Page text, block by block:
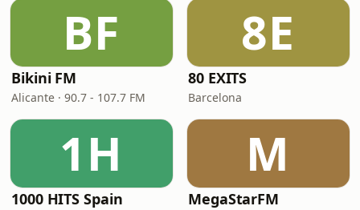
BF
Bikini FM
Alicante · 90.7 - 107.7 FM
8E
80 EXITS
Barcelona
1H
1000 HITS Spain
M
MegaStarFM